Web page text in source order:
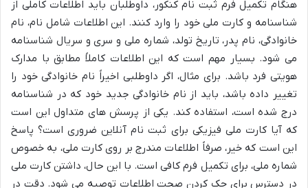
هنگام تکمیل فرم ثبت نام کنکور، داوطلبان باید اطلاعات کاملی از
شناسنامه و کارت ملی خود را وارد کنند. این اطلاعات شامل نام، نام
خانوادگی، نام پدر، تاریخ تولد، شماره ملی و سری و سریال شناسنامه
می شود. بسیار مهم است که این اطلاعات کاملاً مطابق با مدارک
هویتی فرد باشد. برای مثال، اگر داوطلبی اخیراً نام خانوادگی خود را
تغییر داده باشد، باید از نام خانوادگی جدید خود که در شناسنامه
درج شده است، استفاده کند. یکی از پرسش های متداول این است
که آیا کارت ملی فیزیکی برای ثبت نام آنلاین ضروری است؟ پاسخ
این است که خیر، صرفاً اطلاعات مندرج بر روی کارت ملی، به خصوص
شماره ملی، برای تکمیل فرم کافی است. با این حال، داشتن کارت ملی
در دسترس برای چک کردن صحت اطلاعات توصیه می شود. دقت در